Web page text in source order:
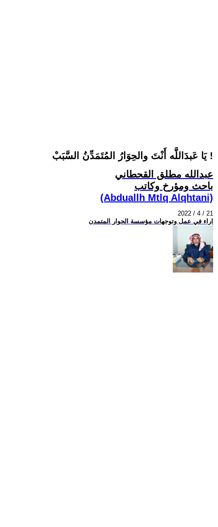
يَا عَبدَاللَّه أَنْتَ والحِوَارُ المُتَمَدِّنُ السَّبَبْ !
عبدالله مطلق القحطاني
باحث ومؤرخ وكاتب
(Abduallh Mtlq Alqhtani)
2022 / 4 / 21
اراء في عمل وتوجهات مؤسسة الحوار المتمدن